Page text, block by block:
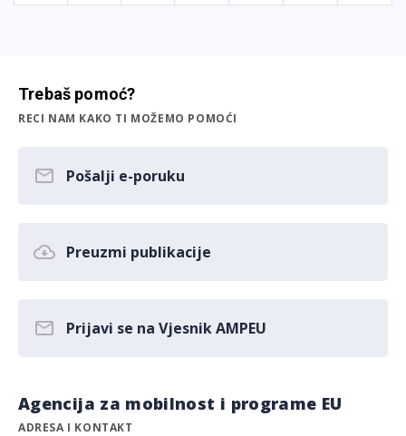
Trebaš pomoć?
RECI NAM KAKO TI MOŽEMO POMOĆI
Pošalji e-poruku
Preuzmi publikacije
Prijavi se na Vjesnik AMPEU
Agencija za mobilnost i programe EU
ADRESA I KONTAKT